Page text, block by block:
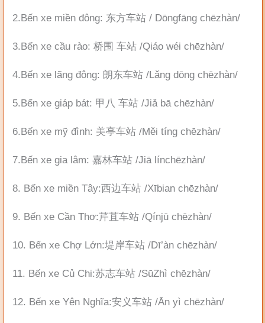
2.Bến xe miền đông: 东方车站 / Dōngfāng chēzhàn/
3.Bến xe cầu rào: 桥围 车站 /Qiáo wéi chēzhàn/
4.Bến xe lãng đông: 朗东车站 /Lǎng dōng chēzhàn/
5.Bến xe giáp bát: 甲八 车站 /Jiǎ bā chēzhàn/
6.Bến xe mỹ đình: 美亭车站 /Měi tíng chēzhàn/
7.Bến xe gia lâm: 嘉林车站 /Jiā línchēzhàn/
8. Bến xe miền Tây:西边车站 /Xībian chēzhàn/
9. Bến xe Cần Thơ:芹苴车站 /Qínjū chēzhàn/
10. Bến xe Chợ Lớn:堤岸车站 /Dī’àn chēzhàn/
11. Bến xe Củ Chi:苏志车站 /SūZhì chēzhàn/
12. Bến xe Yên Nghĩa:安义车站 /Ān yì chēzhàn/